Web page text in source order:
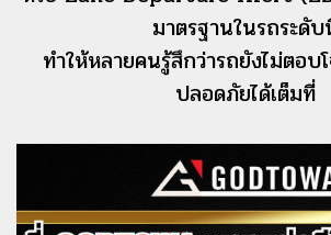
มาตรฐานในรถระดั
ทำให้หลายคนรู้สึกว่ารถยังไม่ตอบ
ปลอดภัยได้เต็มที่